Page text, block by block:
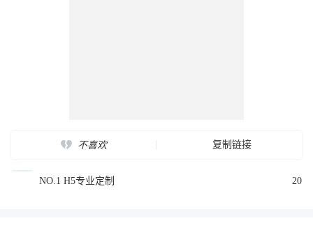
不喜欢 复制链接
NO.1 H5专业定制 20